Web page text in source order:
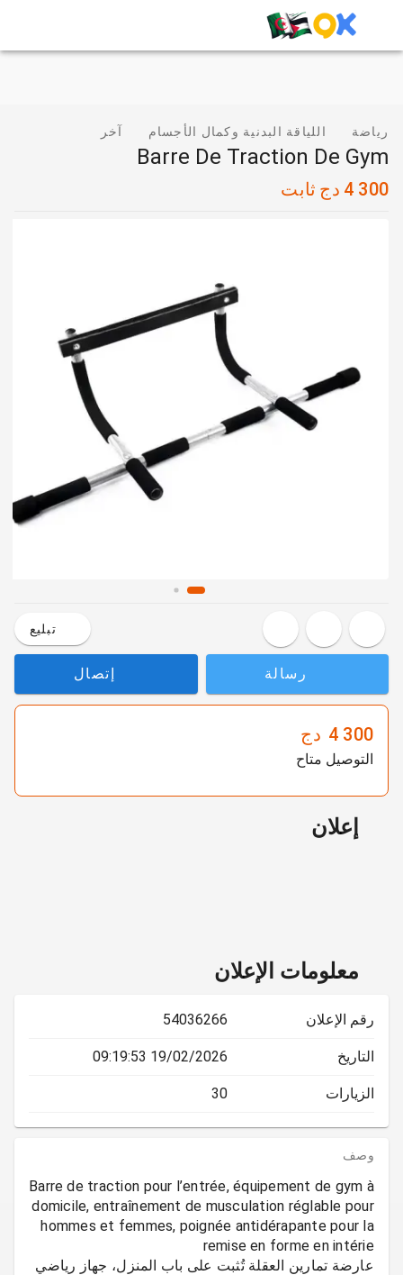
رياضة اللياقة البدنية وكمال الأجسام آخر
Barre De Traction De Gym
4 300 دج ثابت
تبليع
رسالة إتصال
4 300 دج
التوصيل متاح
إعلان
معلومات الإعلان
رقم الإعلان 54036266
التاريخ 19/02/2026 09:19:53
الزيارات 30
وصف
Barre de traction pour l’entrée, équipement de gym à
domicile, entraînement de musculation réglable pour
hommes et femmes, poignée antidérapante pour la
عارضة تمارين العقلة تُثبت على باب المنزل، جهاز رياضي